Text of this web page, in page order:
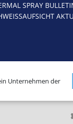
SPRAY
Unternehmen der